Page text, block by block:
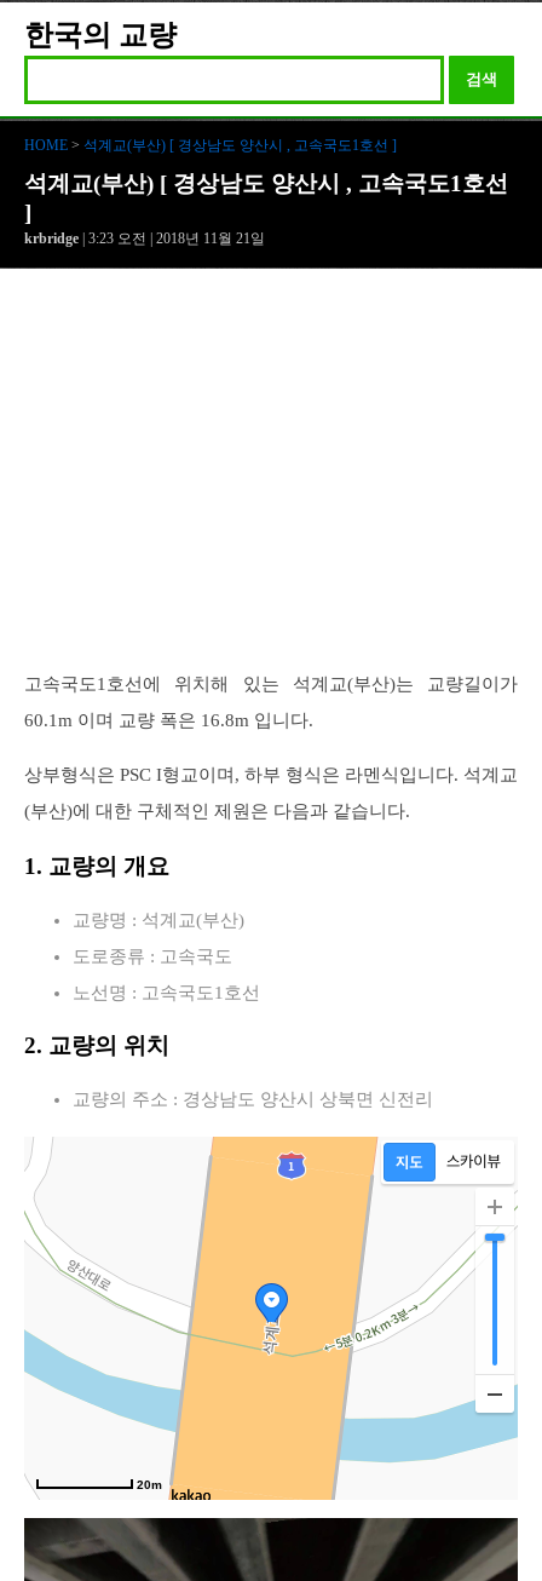
한국의 교량
검색
HOME > 석계교(부산) [ 경상남도 양산시 , 고속국도1호선 ]
석계교(부산) [ 경상남도 양산시 , 고속국도1호선
]
krbridge | 3:23 오전 | 2018년 11월 21일
고속국도1호선에 위치해 있는 석계교(부산)는 교량길이가
60.1m 이며 교량 폭은 16.8m 입니다.
상부형식은 PSC I형교이며, 하부 형식은 라멘식입니다. 석계교
(부산)에 대한 구체적인 제원은 다음과 같습니다.
1. 교량의 개요
교량명 : 석계교(부산)
도로종류 : 고속국도
노선명 : 고속국도1호선
2. 교량의 위치
교량의 주소 : 경상남도 양산시 상북면 신전리
20m